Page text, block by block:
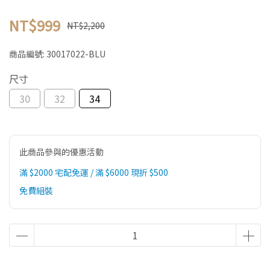
NT$999 NT$2,200
商品編號: 30017022-BLU
尺寸
30
32 34
此商品參與的優惠活動
滿 $2000 宅配免運 / 滿 $6000 現折 $500
免費組裝